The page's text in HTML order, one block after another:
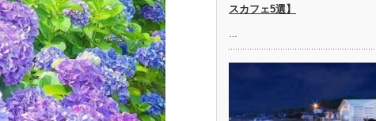
スカフェ5選】